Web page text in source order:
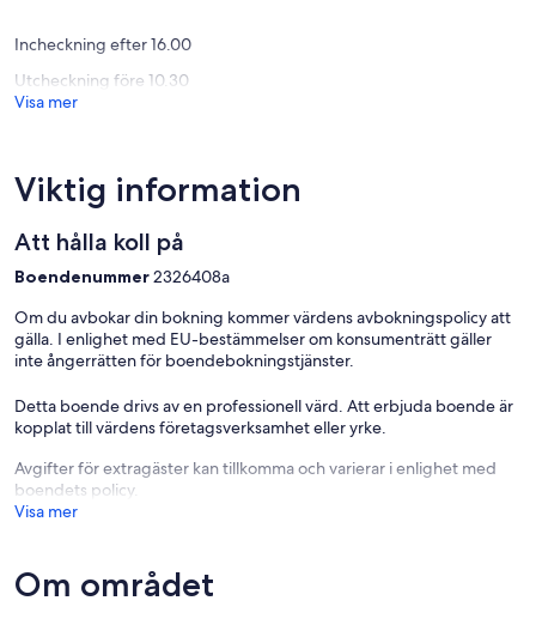
Fougerolles-
Plessis
Incheckning efter 16.00
Utcheckning före 10.30
Visa mer
Viktig information
Att hålla koll på
Boendenummer2326408a
Om du avbokar din bokning kommer värdens avbokningspolicy att
gälla. I enlighet med EU-bestämmelser om konsumenträtt gäller
inte ångerrätten för boendebokningstjänster.
Detta boende drivs av en professionell värd. Att erbjuda boende är
kopplat till värdens företagsverksamhet eller yrke.
Avgifter för extragäster kan tillkomma och varierar i enlighet med
boendets policy.
Visa mer
Om området